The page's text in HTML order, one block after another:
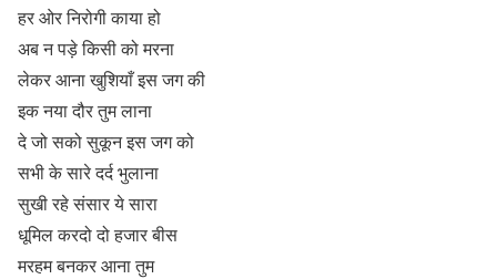
हर ओर निरोगी काया हो
अब न पड़े किसी को मरना
लेकर आना खुशियाँ इस जग की
इक नया दौर तुम लाना
दे जो सको सुकून इस जग को
सभी के सारे दर्द भुलाना
सुखी रहे संसार ये सारा
धूमिल करदो दो हजार बीस
मरहम बनकर आना तुम